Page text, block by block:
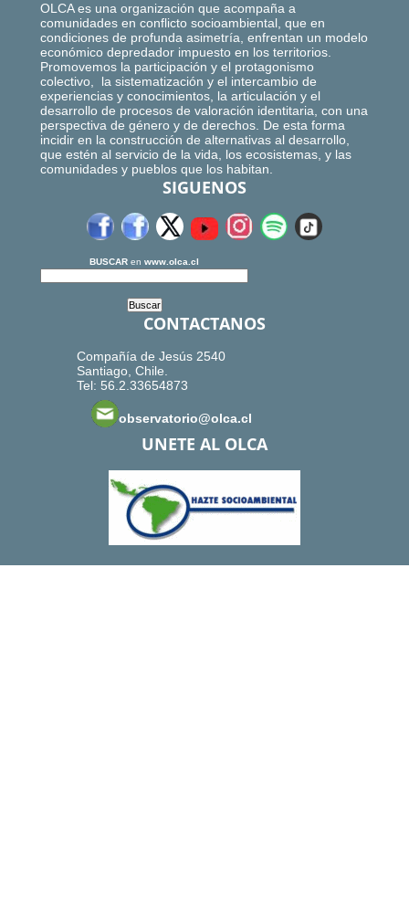
OLCA es una organización que acompaña a
comunidades en conflicto socioambiental, que en
condiciones de profunda asimetría, enfrentan un modelo
económico depredador impuesto en los territorios.
Promovemos la participación y el protagonismo
colectivo, la sistematización y el intercambio de
experiencias y conocimientos, la articulación y el
desarrollo de procesos de valoración identitaria, con una
perspectiva de género y de derechos. De esta forma
incidir en la construcción de alternativas al desarrollo,
que estén al servicio de la vida, los ecosistemas, y las
comunidades y pueblos que los habitan.
SIGUENOS
BUSCAR en www.olca.cl
CONTACTANOS
Compañía de Jesús 2540
Santiago, Chile.
Tel: 56.2.33654873
observatorio@olca.cl
UNETE AL OLCA